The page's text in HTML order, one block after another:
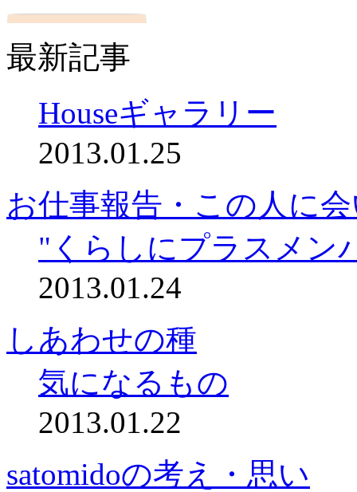
最新記事
Houseギャラリー
2013.01.25
お仕事報告・この人に
"くらしにプラスメン
2013.01.24
しあわせの種
気になるもの
2013.01.22
satomidoの考え・思い